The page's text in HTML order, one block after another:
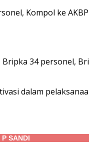
Kompol ke
34 personel,
dalam
P SANDI